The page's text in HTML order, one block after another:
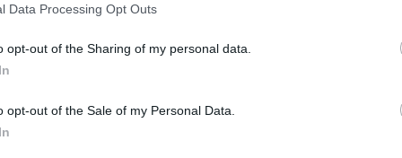
Data Processing Opt Outs
opt-out of the Sharing of my personal data.
opt-out of the Sale of my Personal Data.
Moltisanti
Soprano